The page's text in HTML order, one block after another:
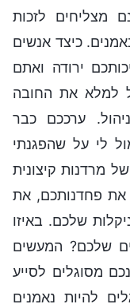
מצליחים לזכות
כיצד אנשים
ירודה ואתם
למלא את החובה
ערככם כבר
לי על שהפגנתי
מרדנות קיצונית
את פחדנותכם, את
שלכם. באיזו
שלכם? המעשים
מסוגלים לסייע
להיות נאמנים